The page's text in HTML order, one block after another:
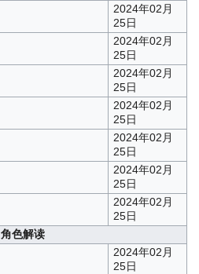
2024年02月
25日
2024年02月
25日
2024年02月
25日
2024年02月
25日
2024年02月
25日
2024年02月
25日
2024年02月
25日
角色解读
2024年02月
25日